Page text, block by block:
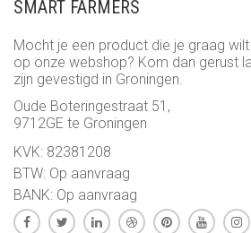
SMART FARMERS
Mocht je een product die je graag
op onze webshop? Kom dan gerust
zijn gevestigd in Groningen.
Oude Boteringestraat 51,
9712GE te Groningen
KVK: 82381208
BTW: Op aanvraag
BANK: Op aanvraag